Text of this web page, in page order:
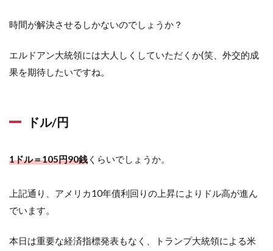
時間が解決させるしかないのでしょうか？
エルドアン大統領には大人しくしていただくか(笑、外交的成
果を期待したいですね。
ドル/円
1ドル＝105円90銭 くらいでしょうか。
上記通り、アメリカ10年債利回りの上昇によりドル高が進ん
でいます。
本日は重要な経済指標発表もなく、トランプ大統領による米